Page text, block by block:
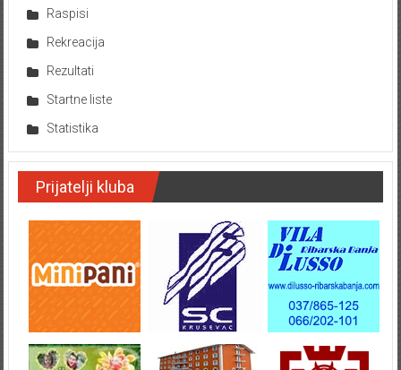
Raspisi
Rekreacija
Rezultati
Startne liste
Statistika
Prijatelji kluba